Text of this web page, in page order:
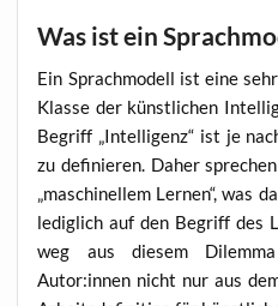
Was ist ein
Ein Sprach­mo­dell ist eine
Klas­se der künst­li­chen
Begriff „Intel­li­genz“ ist je
zu defi­nie­ren. Daher
„maschi­nel­lem Ler­nen“, was
ledig­lich auf den Begriff des
weg aus die­sem
Autor:innen nicht nur aus